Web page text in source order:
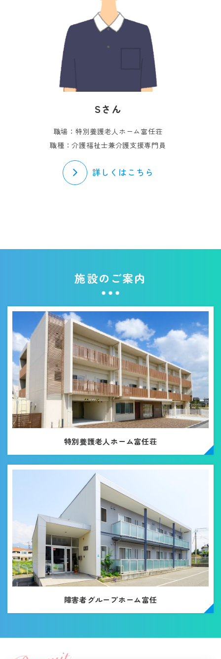
Sさん
職場：特別養護老人ホーム富任荘
職種：介護福祉士兼介護支援専門員
詳しくはこちら
施設のご案内
特別養護老人ホーム富任荘
障害者グループホーム富任